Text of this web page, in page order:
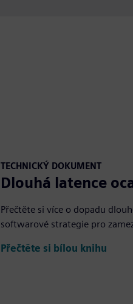
TECHNICKÝ DOKUMENT
Dlouhá latence
Přečtěte si více o dopadu
softwarové strategie pro
Přečtěte si bílou knihu